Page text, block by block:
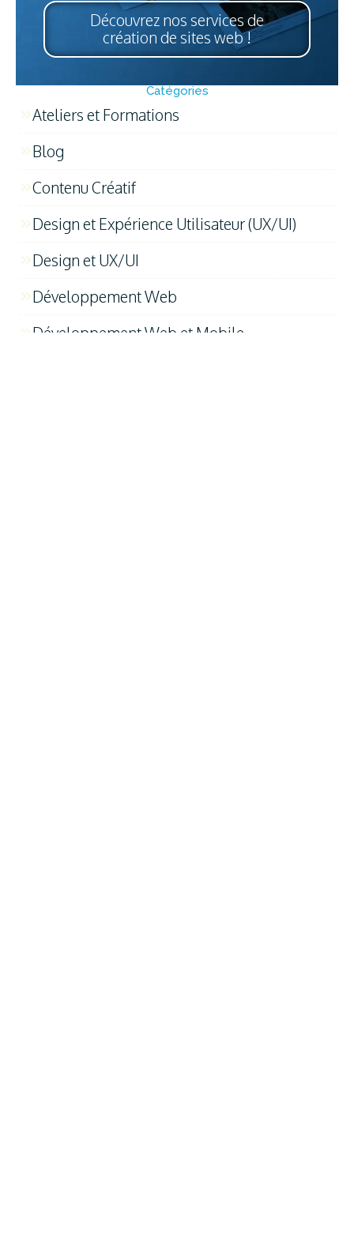
Découvrez nos services de
création de sites web !
Catégories
Ateliers et Formations
Blog
Contenu Créatif
Design et Expérience Utilisateur (UX/UI)
Design et UX/UI
Développement Web
Développement Web et Mobile